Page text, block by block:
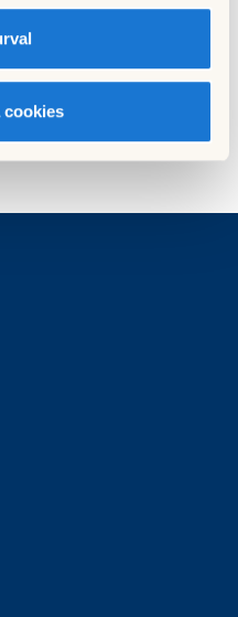
cookies
Milos Miletic,
HSB Riksförbund.